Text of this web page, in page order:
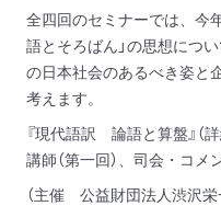
全四回のセミナーでは、今
語とそろばん」の思想につ
の日本社会のあるべき姿と
考えます。
『現代語訳 論語と算盤』（
講師（第一回）、司会・コメ
（主催 公益財団法人渋沢